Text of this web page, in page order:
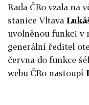
Rada ČRo vzala na
stanice Vltava
uvolněnou funkci v
generální ředitel
června do funkce
webu ČRo nastoupí